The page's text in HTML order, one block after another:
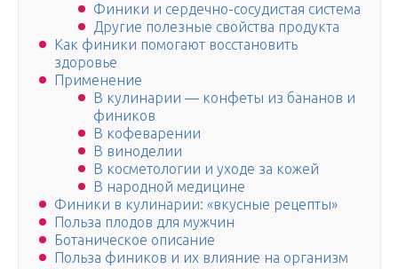
Финики и сердечно-сосудистая система
Другие полезные свойства продукта
Как финики помогают восстановить
здоровье
Применение
В кулинарии — конфеты из бананов и
фиников
В кофеварении
В виноделии
В косметологии и уходе за кожей
В народной медицине
Финики в кулинарии: «вкусные рецепты»
Польза плодов для мужчин
Ботаническое описание
Польза фиников и их влияние на организм